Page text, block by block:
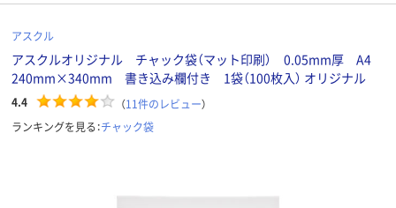
アスクル
アスクルオリジナル チャック袋（マット印刷） 0.05mm厚 A4
240mm×340mm 書き込み欄付き 1袋（100枚入） オリジナル
4.4 （11件のレビュー）
ランキングを見る：チャック袋